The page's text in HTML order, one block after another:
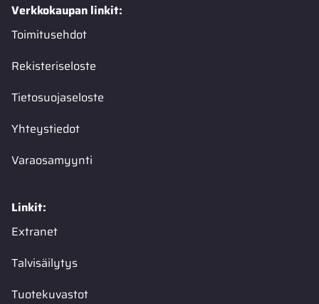
Verkkokaupan linkit:
Toimitusehdot
Rekisteriseloste
Tietosuojaseloste
Yhteystiedot
Varaosamyynti
Linkit:
Extranet
Talvisäilytys
Tuotekuvastot